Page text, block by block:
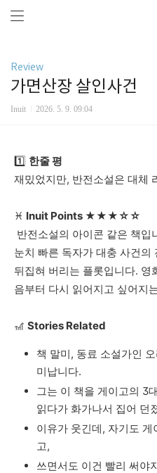
Review
가면산장 살인사건
Inuit 2026. 5. 9. 09:04
1️⃣ 한줄평
재밌었지만, 반전소설은 대체
♓ Inuit Points ★★★☆☆
반전소설의 아이콘 같은 책입
눈치 빠른 독자가 대충 사건의
뒤집혀 버리는 플롯입니다. 영
음부터 다시 읽어지고 싶어지
🎢 Stories Related
책 말미, 동료 소설가인
미납니다.
그는 이 책을 게이고의 3대
읽다가 화가나서 집어 던
이유가 웃긴데, 자기도 게
고,
쓰면서도 이건 빨리 써야